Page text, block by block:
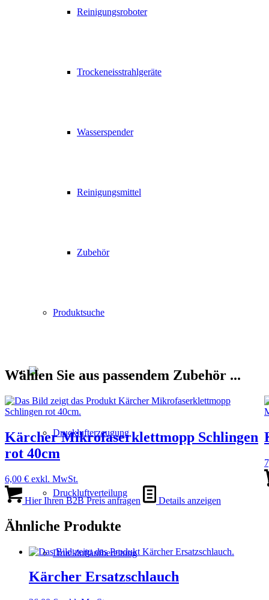
Reinigungsroboter
Trockeneisstrahlgeräte
Wasserspender
Reinigungsmittel
Zubehör
Produktsuche
Drucklufterzeugung
Druckluftverteilung
Druckluftaufbereitung
Wählen Sie aus passendem Zubehör ...
Kärcher Mikrofaserklettmopp Schlingen
rot 40cm
6,00 € exkl. MwSt.
Hier Ihren B2B Preis anfragen Details anzeigen
Ähnliche Produkte
Kärcher Ersatzschlauch